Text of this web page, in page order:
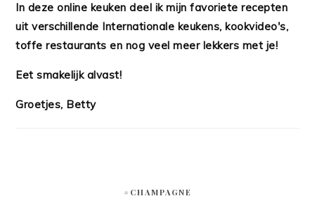
In deze online keuken deel ik mijn favoriete recepten
uit verschillende Internationale keukens, kookvideo's,
toffe restaurants en nog veel meer lekkers met je!
Eet smakelijk alvast!
Groetjes, Betty
#CHAMPAGNE